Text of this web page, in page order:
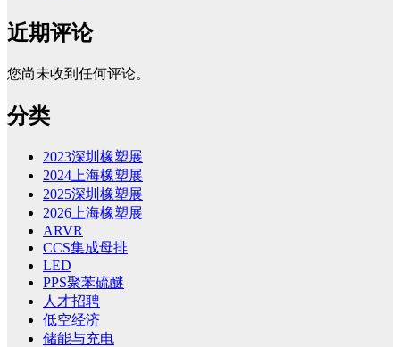
近期评论
您尚未收到任何评论。
分类
2023深圳橡塑展
2024上海橡塑展
2025深圳橡塑展
2026上海橡塑展
ARVR
CCS集成母排
LED
PPS聚苯硫醚
人才招聘
低空经济
储能与充电